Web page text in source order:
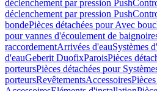
déclenchement par pression
déclenchement par pression
bondePièces détachées pour Avec
pour vannes d'écoulement de
raccordementArrivées d'eauSystèmes
d'eauGeberit DuofixParoisPièces
porteursPièces détachées pour
porteursRevêtementsAccessoires